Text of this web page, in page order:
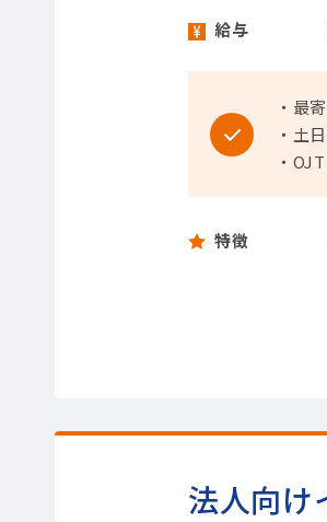
給与
・最
・土
・
特徴
法人向け